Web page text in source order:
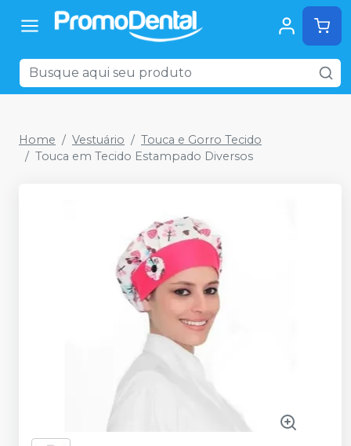
Home Vestuário
Touca e Gorro Tecido
Touca em Tecido Estampado Diversos